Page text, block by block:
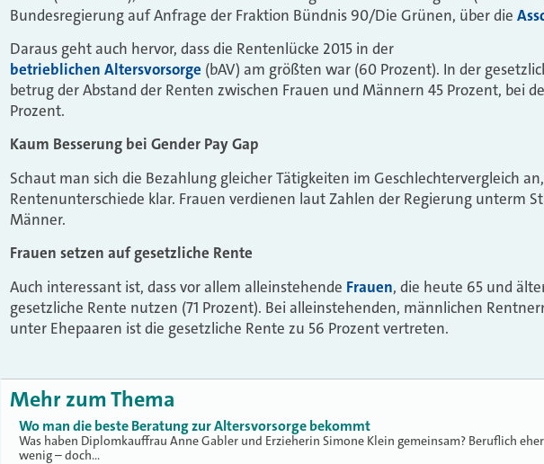
Bundesregierung auf Anfrage der Fraktion Bündnis 90/Die Grünen, über die
Daraus geht auch hervor, dass die Rentenlücke 2015 in der
betrieblichen Altersvorsorge (bAV) am größten war (60 Prozent). In der
betrug der Abstand der Renten zwischen Frauen und Männern 45 Prozent, bei
Prozent.
Kaum Besserung bei Gender Pay Gap
Schaut man sich die Bezahlung gleicher Tätigkeiten im Geschlechtervergleich
Rentenunterschiede klar. Frauen verdienen laut Zahlen der Regierung unterm
Männer.
Frauen setzen auf gesetzliche Rente
Auch interessant ist, dass vor allem alleinstehende Frauen, die heute 65 und
gesetzliche Rente nutzen (71 Prozent). Bei alleinstehenden, männlichen
unter Ehepaaren ist die gesetzliche Rente zu 56 Prozent vertreten.
Mehr zum Thema
Wo man die beste Beratung zur Altersvorsorge bekommt
Was haben Diplomkauffrau Anne Gabler und Erzieherin Simone Klein gemeinsam? Beruflich eher
wenig – doch…